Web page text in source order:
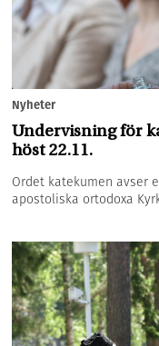
Nyheter
Undervisning för
höst 22.11.
Ordet katekumen avser
apostoliska ortodoxa